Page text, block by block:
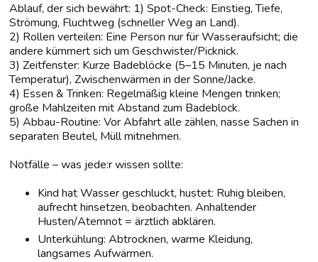
Ablauf, der sich bewährt: 1) Spot-Check: Einstieg, Tiefe,
Strömung, Fluchtweg (schneller Weg an Land).
2) Rollen verteilen: Eine Person nur für Wasseraufsicht; die
andere kümmert sich um Geschwister/Picknick.
3) Zeitfenster: Kurze Badeblöcke (5–15 Minuten, je nach
Temperatur), Zwischenwärmen in der Sonne/Jacke.
4) Essen & Trinken: Regelmäßig kleine Mengen trinken;
große Mahlzeiten mit Abstand zum Badeblock.
5) Abbau-Routine: Vor Abfahrt alle zählen, nasse Sachen in
separaten Beutel, Müll mitnehmen.
Notfälle – was jede:r wissen sollte:
Kind hat Wasser geschluckt, hustet: Ruhig bleiben,
aufrecht hinsetzen, beobachten. Anhaltender
Husten/Atemnot = ärztlich abklären.
Unterkühlung: Abtrocknen, warme Kleidung,
langsames Aufwärmen.